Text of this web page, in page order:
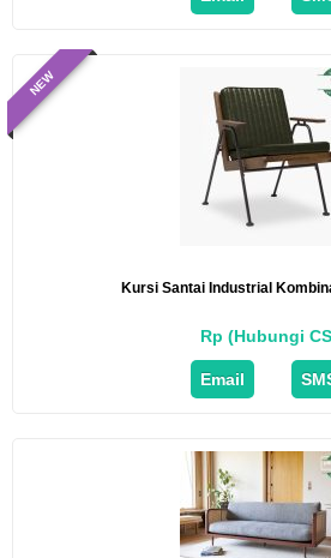
NEW
Kursi Santai Industrial
Rp (Hubungi
Email